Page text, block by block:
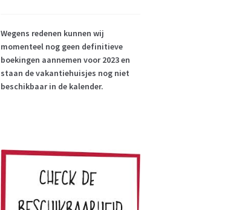
Wegens redenen kunnen wij
momenteel nog geen definitieve
boekingen aannemen voor 2023 en
staan de vakantiehuisjes nog niet
beschikbaar in de kalender.